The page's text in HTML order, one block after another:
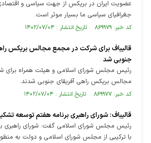
عضویت ایران در بریکس از جهت سیاسی و
جغرافیای سیاسی ما بسیار موثر است.
کد خبر: ۸۶۹۹۷۹ تاریخ انتشار : ۱۴۰۲/۰۷/۰۴
قالیباف برای شرکت در مجمع مجالس بریکس
جنوبی شد
رئیس مجلس شورای اسلامی و هیئت همراه برای
مجالس بریکس راهی آفریقای جنوبی شدند.
کد خبر: ۸۶۹۹۷۷ تاریخ انتشار : ۱۴۰۲/۰۷/۰۴
قالیباف: شورای راهبری برنامه هفتم توسعه
رئیس مجلس شورای اسلامی گفت: شورای راهبری
با ترکیبی از مجلس شورای اسلامی و دولت به